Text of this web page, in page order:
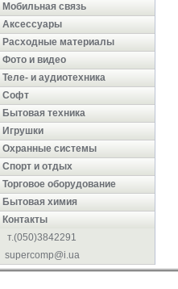
Мобильная связь
Аксессуары
Расходные материалы
Фото и видео
Теле- и аудиотехника
Софт
Бытовая техника
Игрушки
Охранные системы
Cпорт и отдых
Торговое оборудование
Бытовая химия
Контакты
т.(050)3842291
supercomp@i.ua